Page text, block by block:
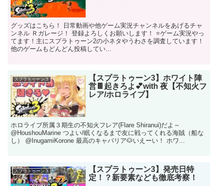
グッズはこちら！ 日常動画や他ゲーム実況チャンネルをあげるチャ
ンネル Ｒガレージ！ 登録よろしくお願いします！ ⭐ゲーム実況やっ
てます！主にスプラトゥーン2の小ネタやうわさを調査しています！
他のゲームもどんどん投稿してい...
スプラトゥーン３
【スプラトゥーン3】ホワイト陣
営🍫起きろよ💕with 夜【不知火フ
レア/ホロライブ】
ホロライブ所属３期生の不知火フレア(Flare Shiranui)だよ～
@HoushouMarine つよい/眠くなるまで友に戦ってくれる海賊（船な
し） @InugamiKorone 最高のキャバリア🐶いえーい！ ホワ...
スプラトゥーン３
【スプラトゥーン3】発売日特
定！？新要素なども徹底考察！